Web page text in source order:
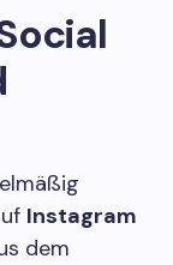
Instagram
dem